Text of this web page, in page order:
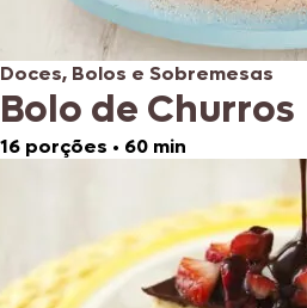
Doces, Bolos e Sobremesas
Bolo de Churros
16 porções • 60 min